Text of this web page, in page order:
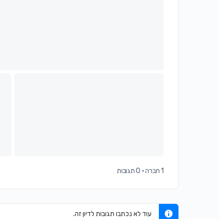
1 חברה · 0 תגובות
עוד לא נכתבו תגובות לדיון זה.